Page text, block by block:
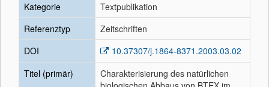
Kategorie
Textpublikation
Referenztyp
Zeitschriften
DOI
10.37307/j.1864-8371.2003.03.02
Titel (primär)
Charakterisierung des natürlichen